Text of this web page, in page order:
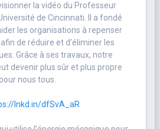
la vidéo du Professeur
de Cincinnati. Il a fondé
les organisations à repenser
de réduire et d’éliminer les
Grâce à ses travaux, notre
devenir plus sûr et plus propre
nous tous.
lnkd.in/dfSvA_aR